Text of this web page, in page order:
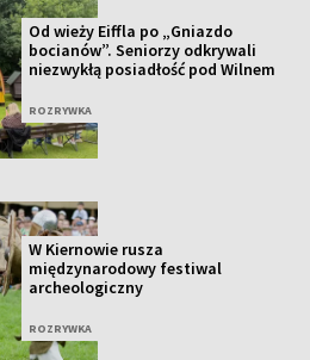
Od wieży Eiffla po „Gniazdo
bocianów”. Seniorzy odkrywali
niezwykłą posiadłość pod Wilnem
ROZRYWKA
W Kiernowie rusza
międzynarodowy festiwal
archeologiczny
ROZRYWKA